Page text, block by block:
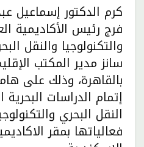
كرم الدكتور إسماعيل
فرج رئيس الأكاديمية
والتكنولوجيا والنقل
سانز مدير المكتب
بالقاهرة، وذلك على
إتمام الدراسات
النقل البحري
فعالياتها بمقر